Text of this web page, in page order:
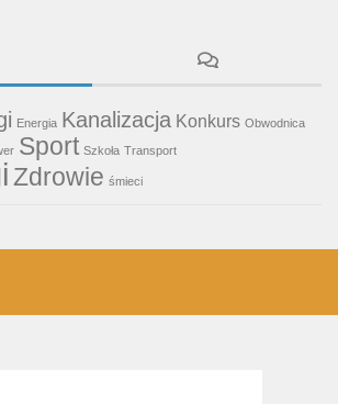
Energia Kanalizacja Konkurs Obwodnica
Sport Szkoła Transport
Zdrowie śmieci